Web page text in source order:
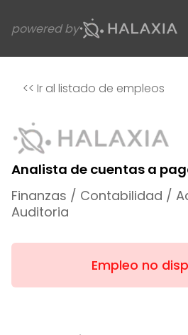
powered by
<< Ir al listado de empleos
Analista de cuentas a
Finanzas / Contabilidad /
Auditoria
Empleo no